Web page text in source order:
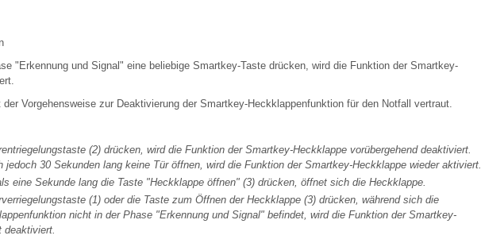
"Erkennung und Signal" eine beliebige Smartkey-Taste drücken, wird die Funktion der Smartkey-
Vorgehensweise zur Deaktivierung der Smartkey-Heckklappenfunktion für den Notfall vertraut.
(2) drücken, wird die Funktion der Smartkey-Heckklappe vorübergehend deaktiviert.
jedoch 30 Sekunden lang keine Tür öffnen, wird die Funktion der Smartkey-Heckklappe wieder aktiviert.
eine Sekunde lang die Taste "Heckklappe öffnen" (3) drücken, öffnet sich die Heckklappe.
(1) oder die Taste zum Öffnen der Heckklappe (3) drücken, während sich die
nicht in der Phase "Erkennung und Signal" befindet, wird die Funktion der Smartkey-
deaktiviert.